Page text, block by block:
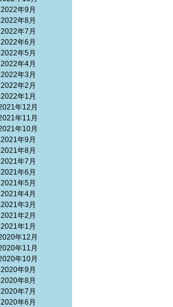
2022年9月
2022年8月
2022年7月
2022年6月
2022年5月
2022年4月
2022年3月
2022年2月
2022年1月
年12月
年11月
年10月
2021年9月
2021年8月
2021年7月
2021年6月
2021年5月
2021年4月
2021年3月
2021年2月
2021年1月
年12月
年11月
年10月
2020年9月
2020年8月
2020年7月
2020年6月